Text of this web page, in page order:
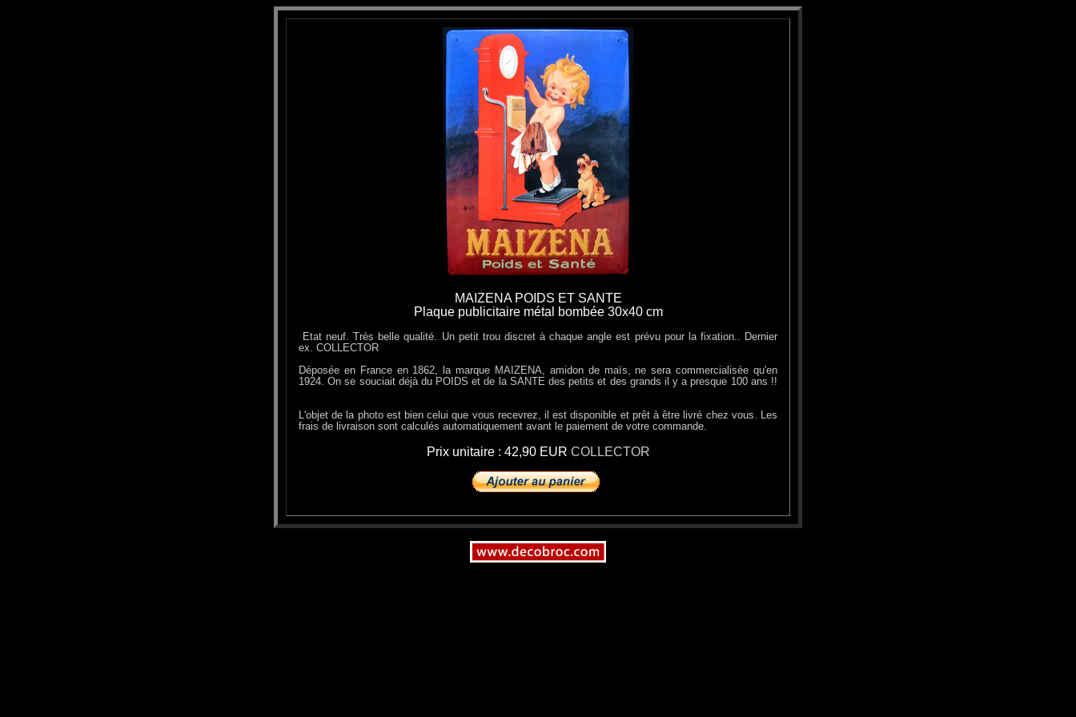
MAIZENA POIDS ET SANTE
Plaque publicitaire métal bombée 30x40 cm
Etat neuf. Très belle qualité. Un petit trou discret à chaque angle est prévu pour la fixation.. Dernier
ex. COLLECTOR
Déposée en France en 1862, la marque MAIZENA, amidon de maïs, ne sera commercialisée qu'en
1924. On se souciait déjà du POIDS et de la SANTE des petits et des grands il y a presque 100 ans !!
L'objet de la photo est bien celui que vous recevrez, il est disponible et prêt à être livré chez vous. Les
frais de livraison sont calculés automatiquement avant le paiement de votre commande.
Prix unitaire : 42,90 EUR COLLECTOR